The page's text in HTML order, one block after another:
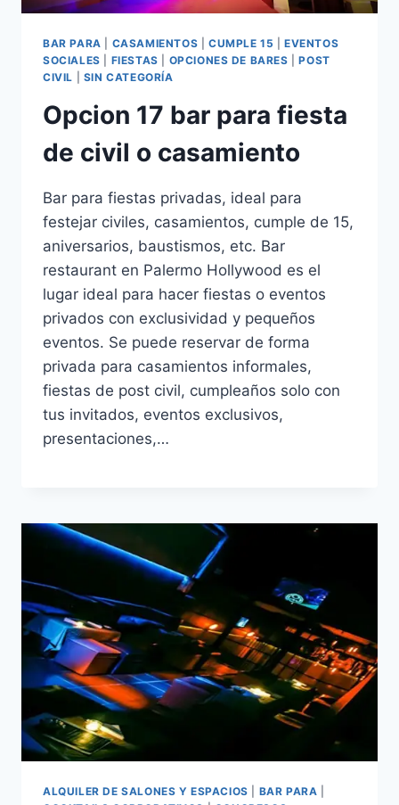
BAR PARA CASAMIENTOS CUMPLE 15 |EVENTOS
SOCIALES
FIESTAS OPCIONES DE BARES |POST
CIVIL
SIN CATEGORÍA
Opcion 17 bar para fiesta
de civil o casamiento
Bar para fiestas privadas, ideal para
festejar civiles, casamientos, cumple de 15,
aniversarios, baustismos, etc. Bar
restaurant en Palermo Hollywood es el
lugar ideal para hacer fiestas o eventos
privados con exclusividad y pequeños
eventos. Se puede reservar de forma
privada para casamientos informales,
fiestas de post civil, cumpleaños solo con
tus invitados, eventos exclusivos,
presentaciones,…
ALQUILER DE SALONES Y ESPACIOS BAR PARA